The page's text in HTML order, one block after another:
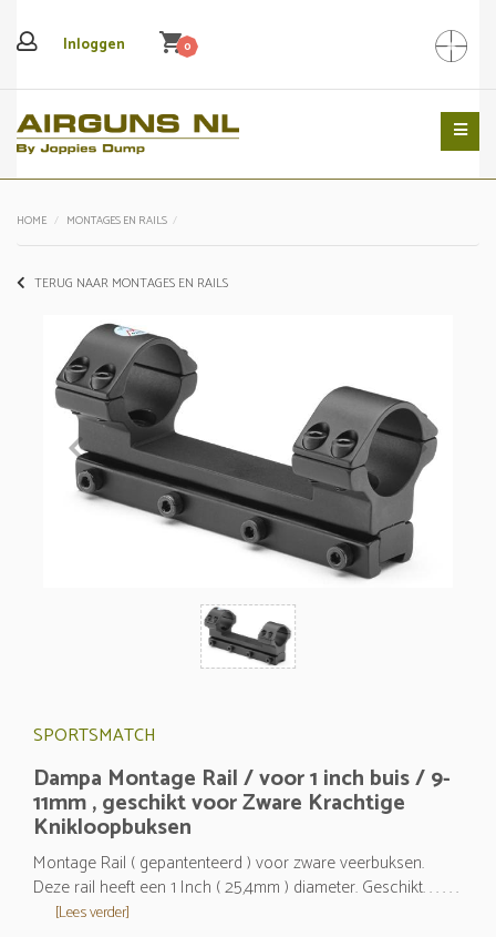
Inloggen shopping_cart0 Search
HOME MONTAGES EN RAILS
TERUG NAAR MONTAGES EN RAILS
SPORTSMATCH
Dampa Montage Rail / voor 1 inch buis / 9-
11mm , geschikt voor Zware Krachtige
Knikloopbuksen
Montage Rail ( gepantenteerd ) voor zware veerbuksen.
Deze rail heeft een 1 Inch ( 25,4mm ) diameter. Geschikt. . . . . .
[Lees verder]